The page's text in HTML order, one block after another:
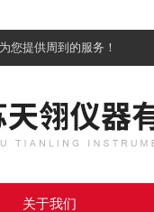
您提供周到的服务！
关于我们